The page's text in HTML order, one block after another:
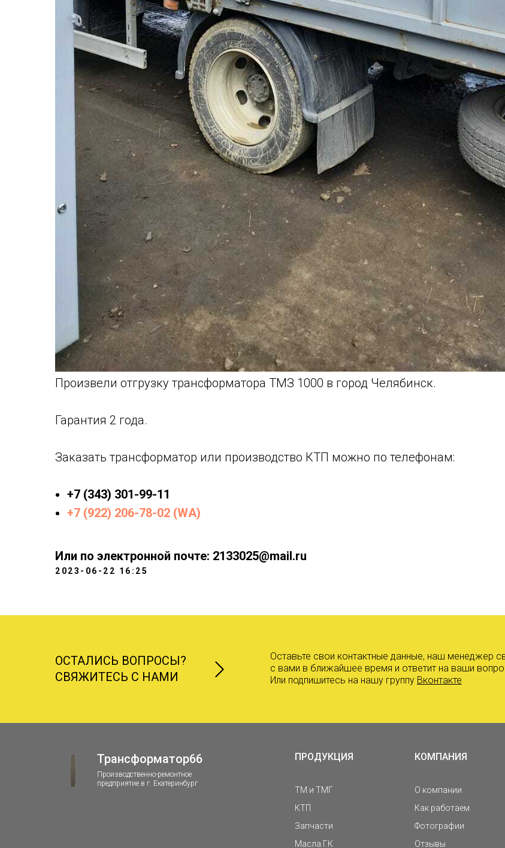
Произвели отгрузку трансформатора ТМЗ 1000 в город Челябинск.
Гарантия 2 года.
Заказать трансформатор или производство КТП можно по телефонам:
+7 (343) 301-99-11
+7 (922) 206-78-02 (WA)
Или по электронной почте: 2133025@mail.ru
2023-06-22 16:25
ОСТАЛИСЬ ВОПРОСЫ?
СВЯЖИТЕСЬ С НАМИ
Оставьте свои контактные данные, наш менеджер
с вами в ближайшее время и ответит на ваши
Или подпишитесь на нашу группу Вконтакте
Трансформатор66
Производственно-ремонтное
предприятие в г. Екатеринбург
ПРОДУКЦИЯ КОМПАНИЯ
О компании
Как работаем
Фотографии
Отзывы
ТМ и ТМГ
КТП
Запчасти
Масла ГК